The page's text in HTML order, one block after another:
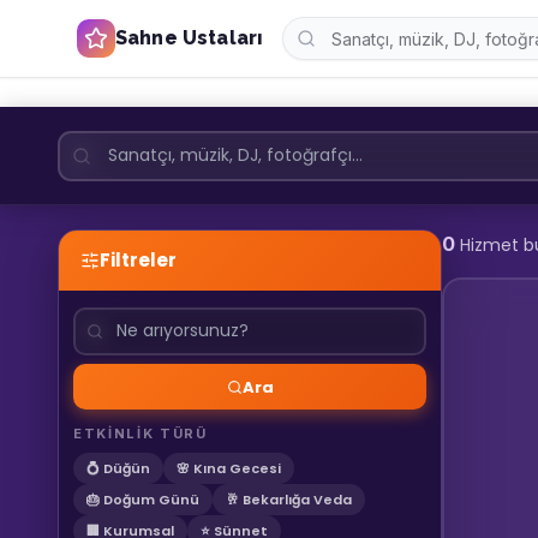
Sahne Ustaları
Filtreler
Ara
ETKİNLİK TÜRÜ
💍 Düğün
🌸 Kına Gecesi
🎂 Doğum Günü
🥂 Bekarlığa Veda
🏢 Kurumsal
⭐ Sünnet
0 Hizmet